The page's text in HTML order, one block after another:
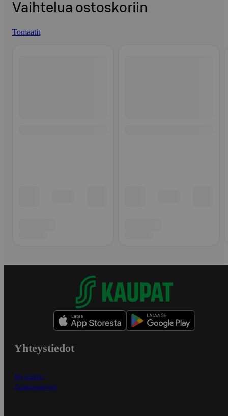
Vaihtelua ostoskoriin
Tomaatit
Yhteystiedot
Myymälät
Asiakaspalvelu